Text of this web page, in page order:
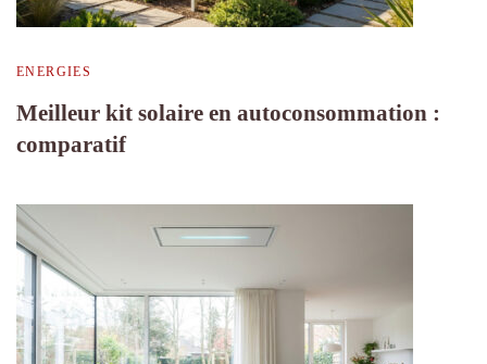
ENERGIES
Meilleur kit solaire en autoconsommation :
comparatif